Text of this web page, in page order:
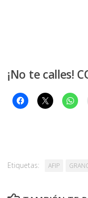
¡No te calles!
Etiquetas: AFIP